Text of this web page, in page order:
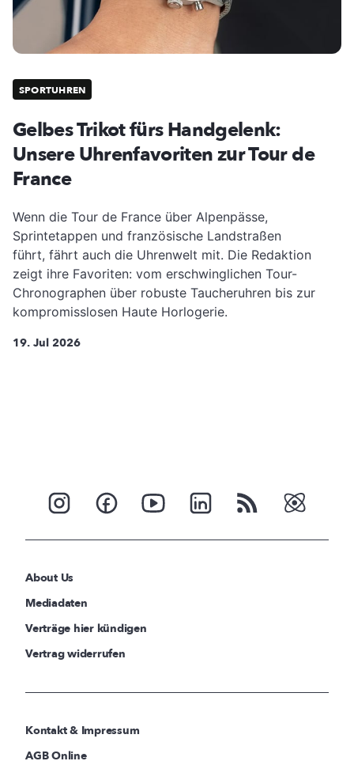
SPORTUHREN
Gelbes Trikot fürs Handgelenk:
Unsere Uhrenfavoriten zur Tour de
France
Wenn die Tour de France über Alpenpässe,
Sprintetappen und französische Landstraßen
führt, fährt auch die Uhrenwelt mit. Die Redaktion
zeigt ihre Favoriten: vom erschwinglichen Tour-
Chronographen über robuste Taucheruhren bis zur
kompromisslosen Haute Horlogerie.
19. Jul 2026
About Us
Mediadaten
Verträge hier kündigen
Vertrag widerrufen
Kontakt & Impressum
AGB Online